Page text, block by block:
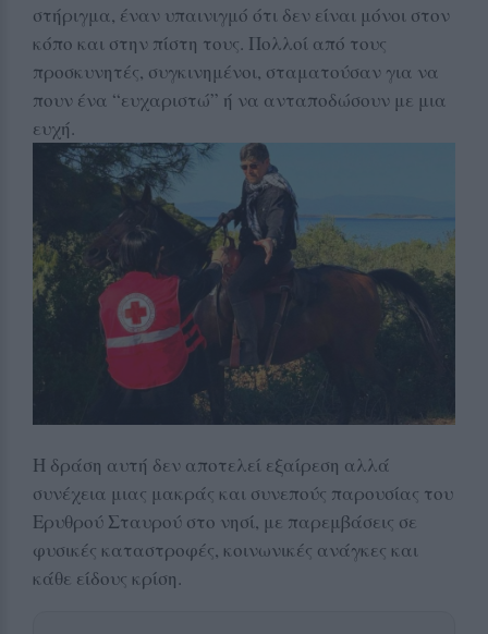
στήριγμα, έναν υπαινιγμό ότι δεν είναι μόνοι στον
κόπο και στην πίστη τους. Πολλοί από τους
προσκυνητές, συγκινημένοι, σταματούσαν για να
πουν ένα “ευχαριστώ” ή να ανταποδώσουν με μια
ευχή.
Η δράση αυτή δεν αποτελεί εξαίρεση αλλά
συνέχεια μιας μακράς και συνεπούς παρουσίας του
Ερυθρού Σταυρού στο νησί, με παρεμβάσεις σε
φυσικές καταστροφές, κοινωνικές ανάγκες και
κάθε είδους κρίση.